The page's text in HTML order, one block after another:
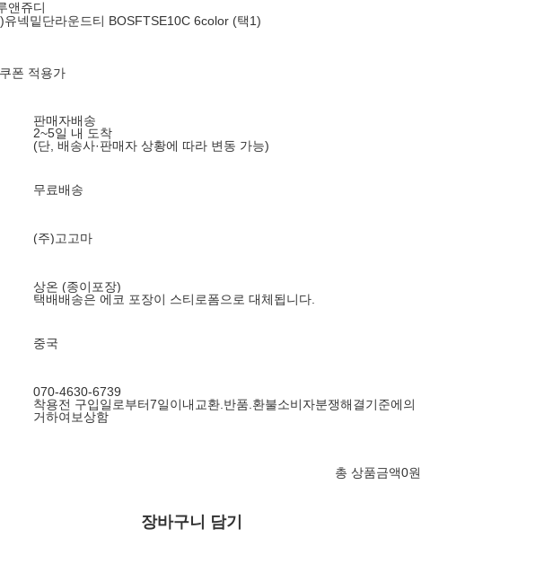
앤쥬디
유넥밑단라운드티 BOSFTSE10C 6color (택1)
폰 적용가
판매자배송
2~5일 내 도착
(단, 배송사·판매자 상황에 따라 변동 가능)
무료배송
(주)고고마
상온 (종이포장)
택배배송은 에코 포장이 스티로폼으로 대체됩니다.
중국
070-4630-6739
착용전 구입일로부터7일이내교환.반품.환불소비자분쟁해결기준에의
거하여보상함
총 상품금액0원
장바구니 담기